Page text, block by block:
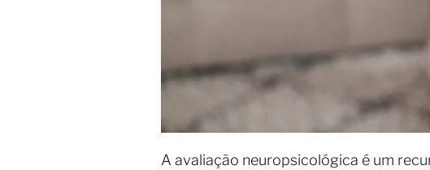
A avaliação neuropsicológica é um